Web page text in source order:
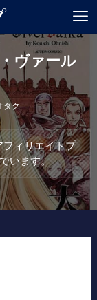
ヴァール
タク
フィリエイトプ
います。